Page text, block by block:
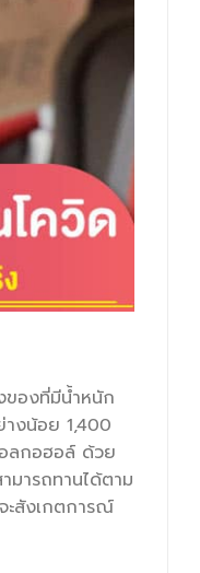
ของที่มีน้ำหนัก
างน้อย 1,400
ลกอฮอล์ ด้วย
มารถทานได้ตาม
ะสังเกตการณ์